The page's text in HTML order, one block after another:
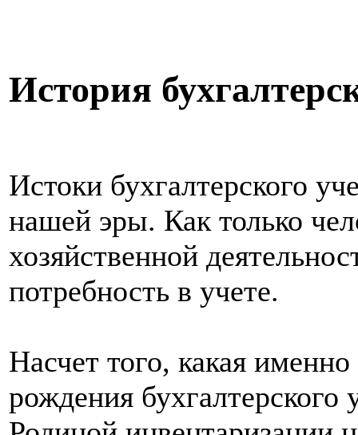
История
Истоки бухгалтерского
нашей эры. Как только
хозяйственной
потребность в учете.
Насчет того, какая
рождения бухгалтерского